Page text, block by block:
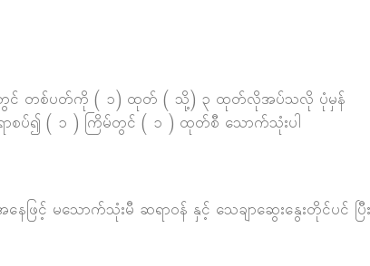
င်းတွင် တစ်ပတ်ကို ( ၁) ထုတ် ( သို့) ၃ ထုတ်လိုအပ်သလို ပုံမှန်
ာစပ်၍ ( ၁ ) ကြိမ်တွင် ( ၁ ) ထုတ်စီ သောက်သုံးပါ
ြင့် မသောက်သုံးမီ ဆရာဝန် နှင့် သေချာဆွေးနွေးတိုင်ပင် ပြီ